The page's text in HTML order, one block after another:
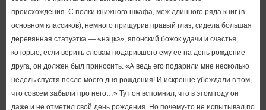
происхождения. С полки книжного шкафа, меж длинного ряда книг (в
основном классиков), немного прищурив правый глаз, сидела большая
деревянная статуэтка — «нэцкэ», японский божок удачи и счастья,
которые, если верить словам подарившего ему её на день рождение
друга, он должен был приносить. «А ведь его подарили мне несколько
недель спустя после моего дня рождения! И искренне убеждали в том,
что совсем забыли про него…» Тут он вспомнил, что в этом году он
даже и не отметил свой день рождения. Но почему-то не испытывал по